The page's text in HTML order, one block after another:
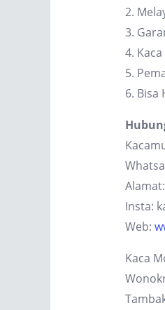
2.
3.
4.
5.
6. Bisa
Alamat:
Insta:
Web:
Kaca